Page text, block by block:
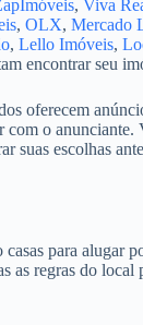
, Viva
, OLX, Mercado
, Lello Imóveis,
encontrar seu
oferecem
com o
suas escolhas
casas para alugar
as regras do local